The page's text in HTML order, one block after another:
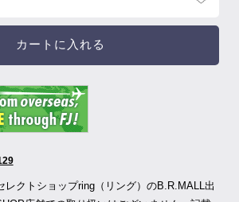
カートに入れる
レクトショップring（リング）のB.R.MALL出